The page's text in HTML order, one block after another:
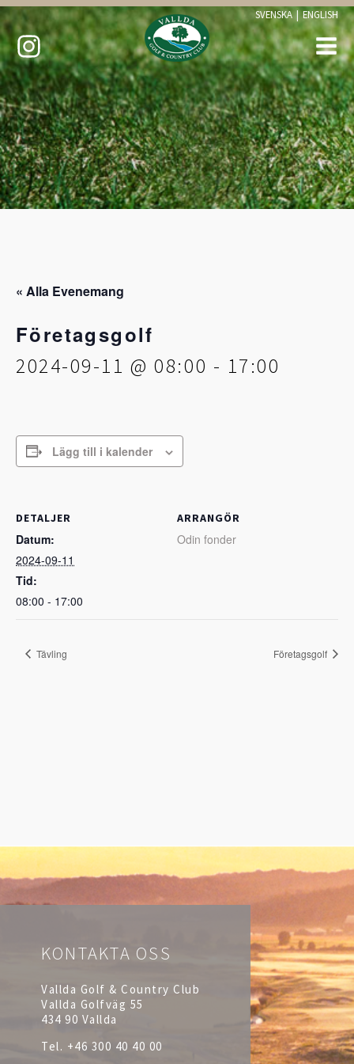
SVENSKA | ENGLISH
« Alla Evenemang
Företagsgolf
2024-09-11 @ 08:00 - 17:00
Lägg till i kalender
DETALJER
Datum:
2024-09-11
Tid:
08:00 - 17:00
ARRANGÖR
Odin fonder
Tävling Företagsgolf
KONTAKTA OSS
Vallda Golf & Country Club
Vallda Golfväg 55
434 90 Vallda
Tel. +46 300 40 40 00